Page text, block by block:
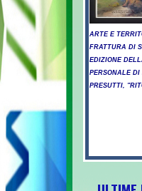
ARTE E
FRATTURA DI
EDIZIONE
PERSONALE DI
PRESUTTI,